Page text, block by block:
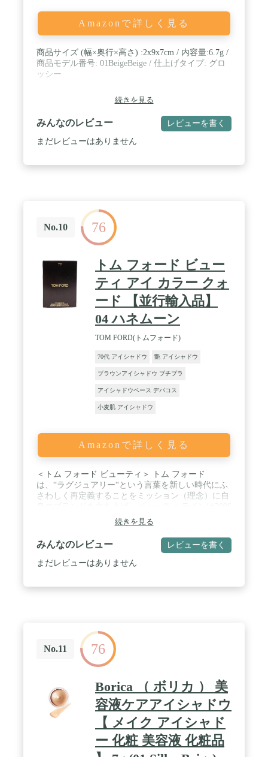
Amazonで詳しく見る
商品サイズ (幅×奥行×高さ) :2x9x7cm / 内容量:6.7g /
商品モデル番号: 01BeigeBeige / 仕上げタイプ: グロ
ッシー
続きを見る
みんなのレビュー レビューを書く
まだレビューはありません
No.10 76
トム フォード ビュー
ティ アイ カラー クォ
ード 【並行輸入品】
04 ハネムーン
TOM FORD(トムフォード)
70代 アイシャドウ 艶 アイシャドウ
ブラウンアイシャドウ プチプラ
アイシャドウベース デパコス
小麦肌 アイシャドウ
Amazonで詳しく見る
＜トム フォード ビューティ＞ トム フォード
は、“ラグジュアリー“という言葉を新しい時代にふ
さわしく再定義することをミッション（理念）に自
年にスタートしました。“ビューティとはすべての
女性が自分らしく輝ける、もっとも知的な方法であ
る“と考えるトム フォードのビューティ コレクショ
ンは、こだわりのカラー コレクションとフレグラン
スで、グラマラスかつ印象的な美しさを最大限に引
ー、マットが絶妙に配色され、ソフトから濃いルッ
クまで自在に創れます。 2つのカスタムアプリケー
ターが含まれます。 / ラグジュアリーな目元に仕上
げる色のカラーハーモニーで構成されたアイ カラ
ー。アイ カラー クォードはカラーコレクションの
中心となる製品。 /
続きを見る
みんなのレビュー レビューを書く
まだレビューはありません
No.11 76
Borica （ ボリカ ） 美
容液ケアアイシャドウ
【 メイク アイシャド
ー 化粧 美容液 化粧品